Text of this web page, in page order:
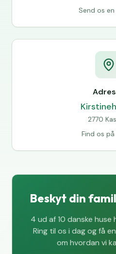
Send os
2770
Find os
Beskyt din
4 ud af 10 danske
Ring til os i dag og få
om hvordan vi